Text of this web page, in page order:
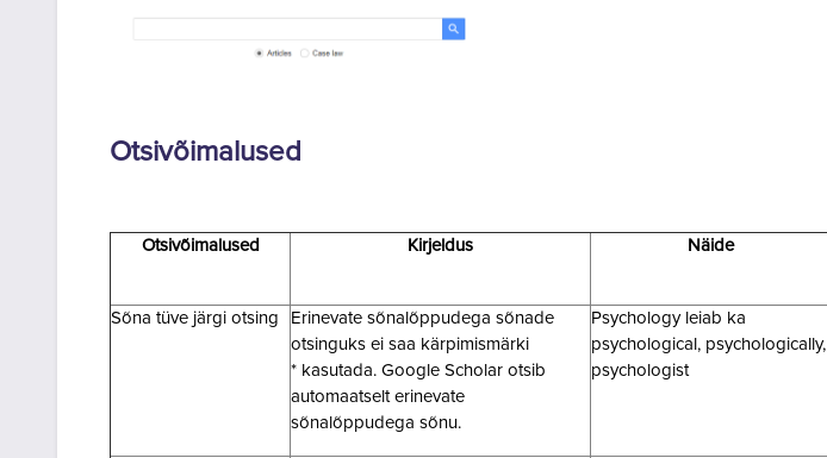
Otsivõimalused
Otsivõimalused Kirjeldus Näide
Sõna tüve järgi otsing
Erinevate sõnalõppudega sõnade
otsinguks ei saa kärpimismärki
* kasutada. Google Scholar otsib
automaatselt erinevate
sõnalõppudega sõnu.
Psychology leiab ka
psychological, psychologically,
psychologist